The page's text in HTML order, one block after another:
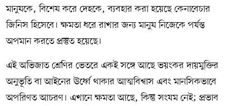
মানুষকে, বিশেষ করে দেহকে, ব্যবহার করা হয়েছে কেনাবেচার
জিনিস হিসেবে। ক্ষমতা ধরে রাখার জন্য মানুষ নিজেকে পর্যন্ত
অপমান করতে প্রস্তুত হয়েছে।
এই অভিজাত শ্রেণির ভেতরে একই সঙ্গে আছে ভয়ংকর দায়মুক্তির
অনুভূতি বা আইনের ঊর্ধ্বে থাকার আত্মবিশ্বাস এবং মানসিকভাবে
অপরিণত আচরণ। এখানে ক্ষমতা আছে, কিন্তু সংযম নেই; প্রভাব